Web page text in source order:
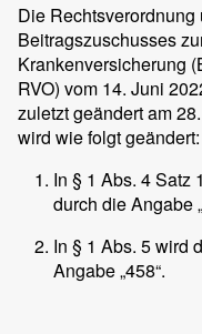
Die
Beitragszuschusses
Krankenversicherung
RVO) vom 14. Juni
zuletzt geändert am
wird wie folgt geändert:
In § 1 Abs. 4 Satz
durch die Angabe
In § 1 Abs. 5 wird
Angabe „458“.